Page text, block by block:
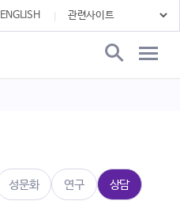
ENGLISH
성문화 연구 상담